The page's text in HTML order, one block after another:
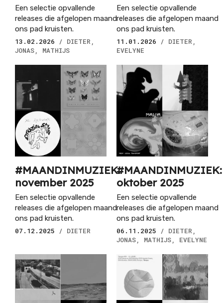
Een selectie opvallende
releases die afgelopen maand
ons pad kruisten.
13.02.2026
/ DIETER,
JONAS, MATHIJS
Een selectie opvallende
releases die afgelopen maand
ons pad kruisten.
11.01.2026
/ DIETER,
EVELYNE
#MAANDINMUZIEK:
november 2025
Een selectie opvallende
releases die afgelopen maand
ons pad kruisten.
07.12.2025
/ DIETER
#MAANDINMUZIEK:
oktober 2025
Een selectie opvallende
releases die afgelopen maand
ons pad kruisten.
06.11.2025
/ DIETER,
JONAS, MATHIJS, EVELYNE